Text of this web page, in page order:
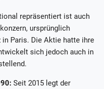
repräsentiert ist auch
ursprünglich
Paris. Die Aktie hatte ihre
sich jedoch auch in
Seit 2015 legt der